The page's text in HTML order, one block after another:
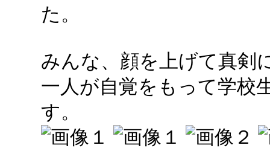
た。
みんな、顔を上げて真剣
一人が自覚をもって学校
す。